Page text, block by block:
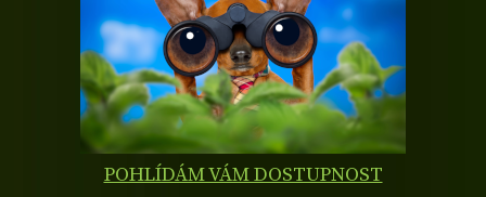
POHLÍDÁM VÁM DOSTUPNOST